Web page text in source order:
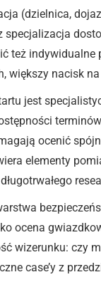
(dzielnica,
specjalizacja
też
większy nacisk
jest
ocenić
elementy
ocena
wizerunku: czy
case’y z